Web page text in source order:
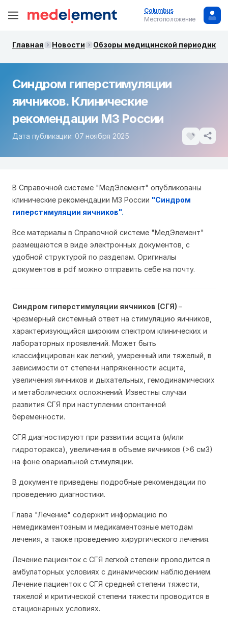
Columbus
Местоположение
Главная Новости Обзоры медицинской периодики.
Синдром гиперстимуляции
яичников. Клинические
рекомендации МЗ России
Дата публикации: 07 ноября 2025
В Справочной системе "МедЭлемент" опубликованы
клинические рекомендации МЗ России "Синдром
гиперстимуляции яичников".
Все материалы в Справочной системе "МедЭлемент"
размещаются в виде электронных документов, с
удобной структурой по разделам. Оригиналы
документов в pdf можно отправить себе на почту.
Синдром гиперстимуляции яичников (СГЯ) –
чрезмерный системный ответ на стимуляцию яичников,
характеризующийся широким спектром клинических и
лабораторных проявлений. Может быть
классифицирован как легкий, умеренный или тяжелый, в
зависимости от степени напряженности асцита,
увеличения яичников и дыхательных, гемодинамических
и метаболических осложнений. Известны случаи
развития СГЯ при наступлении спонтанной
беременности.
СГЯ диагностируют при развитии асцита (и/или
гидроторакса), увеличения в объеме яичников (>6 см3)
на фоне овариальной стимуляции.
В документе приведены подробные рекомендации по
проведению диагностики.
Глава "Лечение" содержит информацию по
немедикаментозным и медикаментозные методам
лечения, а также проведению хирургического лечения.
Лечение пациенток с СГЯ легкой степени проводится в
амбулаторных условиях с динамическим наблюдением.
Лечение пациенток с СГЯ средней степени тяжести,
тяжелой и критической степени тяжести проводится в
стационарных условиях.